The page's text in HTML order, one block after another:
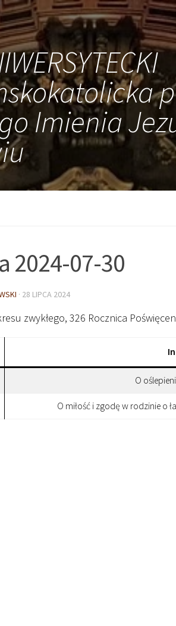
Imienia
2024-07-30
· 28 LIPCA 2024
zwykłego, 326 Rocznica
O
O miłość i zgodę w rodzinie o